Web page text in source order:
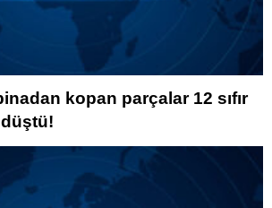
kopan parçalar 12 sıfır